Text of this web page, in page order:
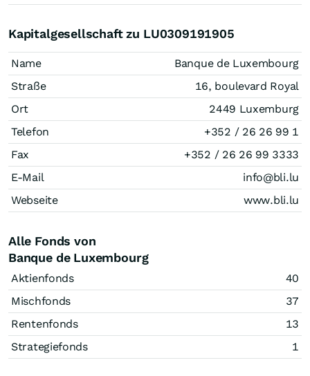
Kapitalgesellschaft zu LU0309191905
Name
Banque de Luxembourg
Straße
16, boulevard Royal
Ort
2449 Luxemburg
Telefon
+352 / 26 26 99 1
Fax
+352 / 26 26 99 3333
E-Mail
info@bli.lu
Webseite
www.bli.lu
Alle Fonds von
Banque de Luxembourg
Aktienfonds
40
Mischfonds
37
Rentenfonds
13
Strategiefonds
1